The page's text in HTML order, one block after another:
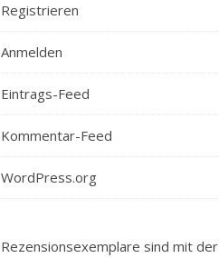
Registrieren
Anmelden
Eintrags-Feed
Kommentar-Feed
WordPress.org
Rezensionsexemplare sind mit der